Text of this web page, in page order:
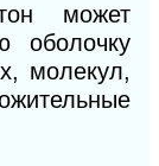
может
оболочку
молекул,